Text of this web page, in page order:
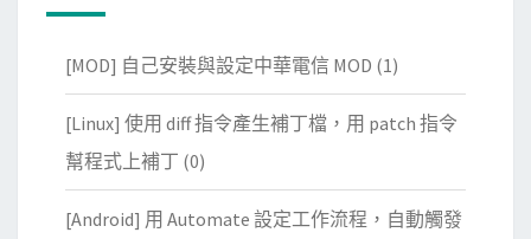
[MOD] 自己安裝與設定中華電信 MOD (1)
[Linux] 使用 diff 指令產生補丁檔，用 patch 指令
幫程式上補丁 (0)
[Android] 用 Automate 設定工作流程，自動觸發